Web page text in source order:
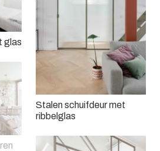
glas
Stalen schuifdeur met
ribbelglas